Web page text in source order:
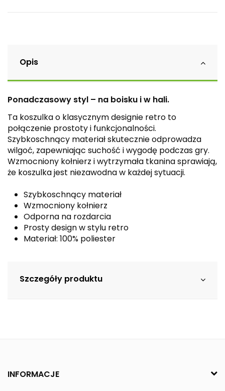
Opis
Ponadczasowy styl – na boisku i w hali.
Ta koszulka o klasycznym designie retro to
połączenie prostoty i funkcjonalności.
Szybkoschnący materiał skutecznie odprowadza
wilgoć, zapewniając suchość i wygodę podczas gry.
Wzmocniony kołnierz i wytrzymała tkanina sprawiają,
że koszulka jest niezawodna w każdej sytuacji.
Szybkoschnący materiał
Wzmocniony kołnierz
Odporna na rozdarcia
Prosty design w stylu retro
Materiał: 100% poliester
Szczegóły produktu
INFORMACJE